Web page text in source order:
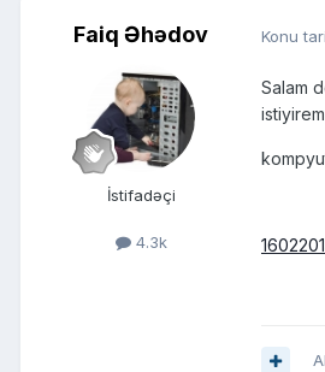
Faiq Əhədov
İstifadəçi
4.3k
Konu
Salam